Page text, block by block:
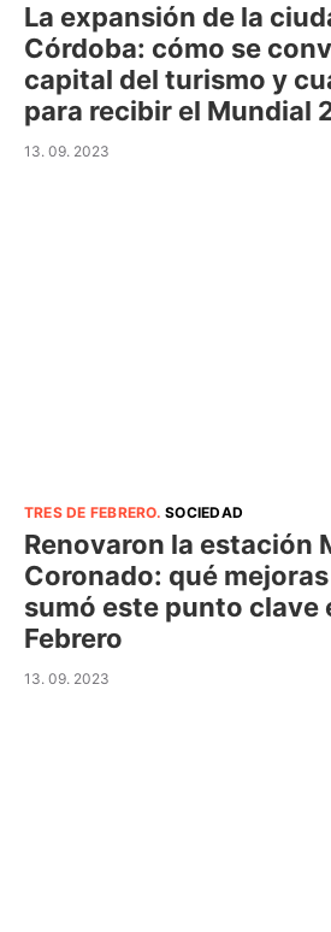
La expansión de la
Córdoba: cómo se
capital del turismo y
para recibir el Mundial
13. 09. 2023
TRES DE FEBRERO.SOCIEDAD
Renovaron la estación
Coronado: qué
sumó este punto clave
Febrero
13. 09. 2023